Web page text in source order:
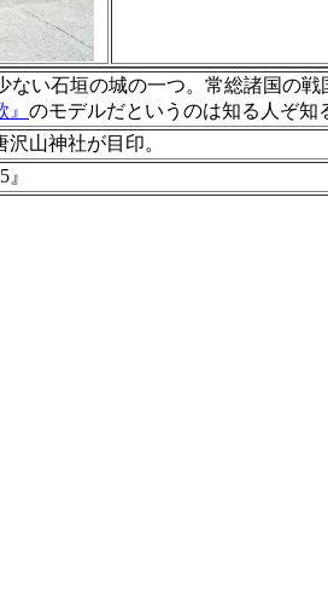
ない石垣の城の一つ。常総諸国の
のモデルだというのは知る人ぞ知
山神社が目印。